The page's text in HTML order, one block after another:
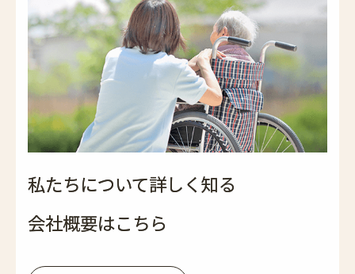
私たちについて詳しく知る
会社概要はこちら